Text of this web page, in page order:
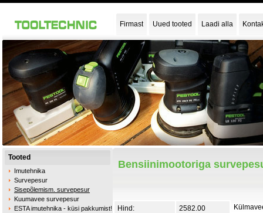
Firmast Uued tooted Laadi alla
Tooted
Imutehnika
Survepesur
Sisepõlemism. survepesur
Kuumavee survepesur
ESTA imutehnika - küsi pakkumist!
Bensiinimootoriga
Hind:
2582.00